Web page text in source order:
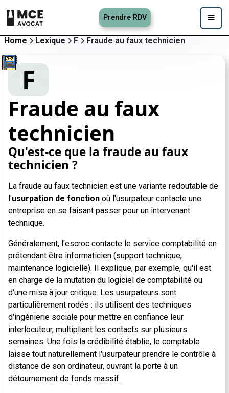
Prendre RDV
Home Lexique F Fraude au faux technicien
F
Fraude au faux
technicien
Qu'est-ce que la fraude au faux
technicien ?
La fraude au faux technicien est une variante redoutable de
l'usurpation de fonction où l'usurpateur contacte une
entreprise en se faisant passer pour un intervenant
technique.
Généralement, l'escroc contacte le service comptabilité en
prétendant être informaticien (support technique,
maintenance logicielle). Il explique, par exemple, qu'il est
en charge de la mutation du logiciel de comptabilité ou
d'une mise à jour critique. Les usurpateurs sont
particulièrement rodés : ils utilisent des techniques
d'ingénierie sociale pour mettre en confiance leur
interlocuteur, multipliant les contacts sur plusieurs
semaines. Une fois la crédibilité établie, le comptable
laisse tout naturellement l'usurpateur prendre le contrôle à
distance de son ordinateur, ouvrant la porte à un
détournement de fonds massif.